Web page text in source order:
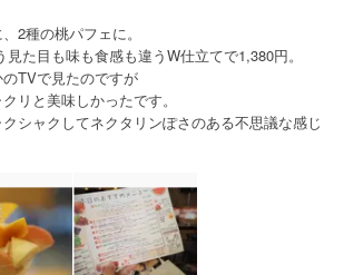
2種の桃パフェに。
た目も味も食感も違うW仕立てで1,380円。
TVで見たのですが
リと美味しかったです。
シャクしてネクタリンぽさのある不思議な感じ